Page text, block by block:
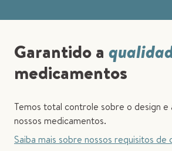
Garantido a
medicamentos
Temos total controle sobre o design e
nossos medicamentos.
Saiba mais sobre nossos requisitos de